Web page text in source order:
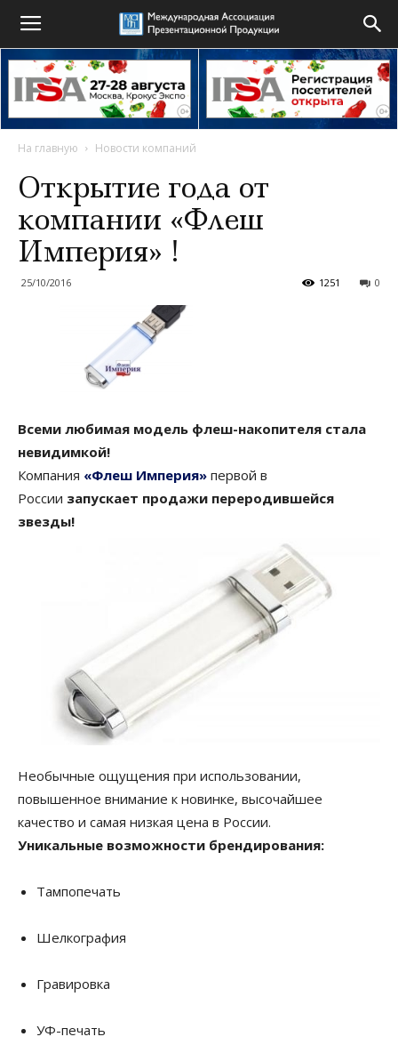
На главную Новости компаний
Открытие года от
компании «Флеш
Империя» !
25/10/2016 0
1251
Всеми любимая модель флеш-накопителя стала
невидимкой!
Компания «Флеш Империя» первой в
России запускает продажи переродившейся
звезды!
Необычные ощущения при использовании,
повышенное внимание к новинке, высочайшее
качество и самая низкая цена в России.
Уникальные возможности брендирования:
Тампопечать
Шелкография
Гравировка
УФ-печать